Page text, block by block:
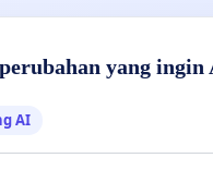
yang ingin
AI